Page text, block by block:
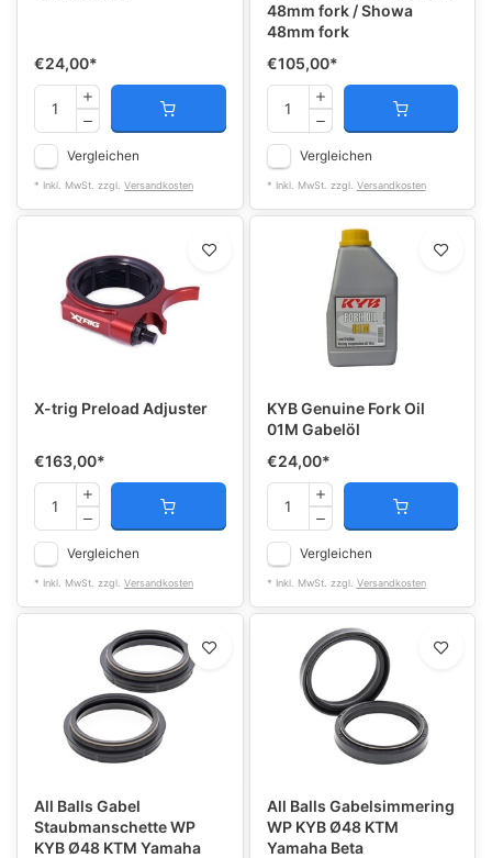
€24,00*
Vergleichen
* Inkl. MwSt. zzgl. Versandkosten
48mm fork / Showa
48mm fork
€105,00*
Vergleichen
* Inkl. MwSt. zzgl. Versandkosten
X-trig Preload Adjuster
€163,00*
Vergleichen
* Inkl. MwSt. zzgl. Versandkosten
KYB Genuine Fork Oil
01M Gabelöl
€24,00*
Vergleichen
* Inkl. MwSt. zzgl. Versandkosten
All Balls Gabel
Staubmanschette WP
KYB Ø48 KTM Yamaha
All Balls Gabelsimmering
WP KYB Ø48 KTM
Yamaha Beta